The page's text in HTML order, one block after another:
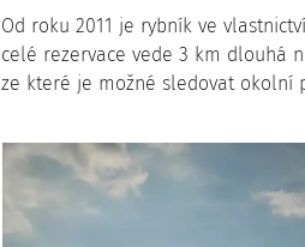
Od roku 2011 je rybník ve
celé rezervace vede 3 km dlouhá
ze které je možné sledovat okolní